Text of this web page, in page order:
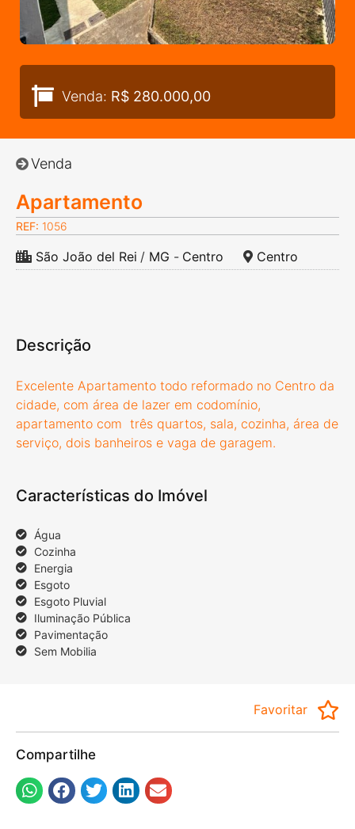
Venda: R$ 280.000,00
Venda
Apartamento
REF: 1056
São João del Rei / MG - Centro Centro
Descrição
Excelente Apartamento todo reformado no Centro da
cidade, com área de lazer em codomínio,
apartamento com três quartos, sala, cozinha, área de
serviço, dois banheiros e vaga de garagem.
Características do Imóvel
Água
Cozinha
Energia
Esgoto
Esgoto Pluvial
Iluminação Pública
Pavimentação
Sem Mobilia
Favoritar
Compartilhe